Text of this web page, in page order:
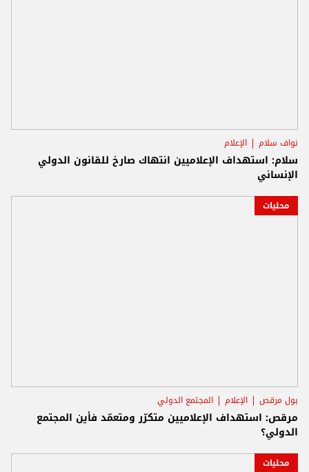
نواف سلام الإعلام
سلام: استهداف الإعلاميين انتهاك صارخ للقانون الدولي
الإنساني
محليات
بول مرقص الإعلام المجتمع الدولي
مرقص: استهداف الإعلاميين متكرّر ومتعمّد فأين المجتمع
الدولي؟
محليات